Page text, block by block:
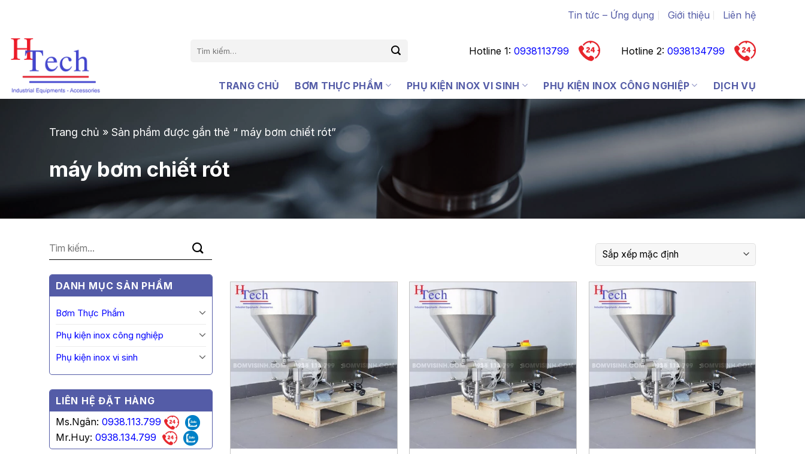
nội
dung
Tin tức – Ứng dụng Giới thiệu Liên hệ
kiếm:
Hotline 1:0938113799 Hotline 2: 0938134799
TRANG CHỦ BƠM THỰC PHẨM PHỤ KIỆN INOX VI SINH PHỤ KIỆN INOX CÔNG NGHIỆP DỊCH VỤ
Trang chủ » Sản phẩm được gắn thẻ “ máy bơm chiết rót”
máy bơm chiết rót
Tìm
DANH MỤC SẢN PHẨM
Bơm Thực Phẩm
Phụ kiện inox công nghiệp
Phụ kiện inox vi sinh
LIÊN HỆ ĐẶT HÀNG
Ms.Ngân: 0938.113.799
Mr.Huy: 0938.134.799